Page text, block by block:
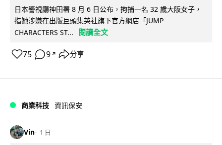
日本警視廳神田署 8 月 6 日公布，拘捕一名 32 歲大阪女子，
指她涉嫌在出版巨頭集英社旗下官方網店「JUMP
CHARACTERS ST...
閱讀全文
75 9 ↗ 分享
商業科技 資訊保安
Vin 1 日